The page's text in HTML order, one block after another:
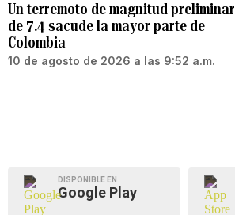
Un terremoto de magnitud preliminar
de 7.4 sacude la mayor parte de
Colombia
10 de agosto de 2026 a las 9:52 a.m.
DISPONIBLE EN
Google Play